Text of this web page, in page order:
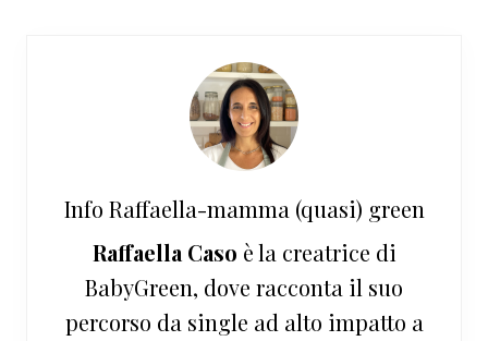
Info Raffaella-mamma (quasi) green
Raffaella Caso è la creatrice di
BabyGreen, dove racconta il suo
percorso da single ad alto impatto a